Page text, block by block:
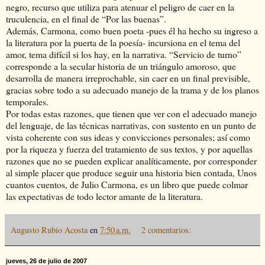
negro, recurso que utiliza para atenuar el peligro de caer en la
truculencia, en el final de “Por las buenas”.
Además, Carmona, como buen poeta -pues él ha hecho su ingreso a
la literatura por la puerta de la poesía- incursiona en el tema del
amor, tema difícil si los hay, en la narrativa. “Servicio de turno”
corresponde a la secular historia de un triángulo amoroso, que
desarrolla de manera irreprochable, sin caer en un final previsible,
gracias sobre todo a su adecuado manejo de la trama y de los planos
temporales.
Por todas estas razones, que tienen que ver con el adecuado manejo
del lenguaje, de las técnicas narrativas, con sustento en un punto de
vista coherente con sus ideas y convicciones personales; así como
por la riqueza y fuerza del tratamiento de sus textos, y por aquellas
razones que no se pueden explicar analíticamente, por corresponder
al simple placer que produce seguir una historia bien contada, Unos
cuantos cuentos, de Julio Carmona, es un libro que puede colmar
las expectativas de todo lector amante de la literatura.
Augusto Rubio Acosta en 7:50 a.m. 2 comentarios:
jueves, 26 de julio de 2007